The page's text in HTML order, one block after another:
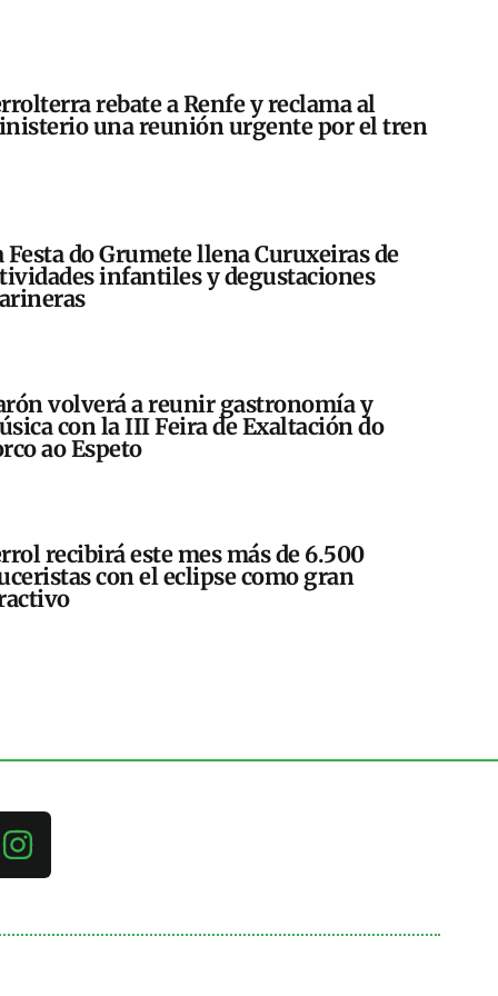
rebate a Renfe y reclama al
una reunión urgente por el tren
Festa do Grumete llena Curuxeiras de
infantiles y degustaciones
volverá a reunir gastronomía y
con la III Feira de Exaltación do
ao Espeto
recibirá este mes más de 6.500
con el eclipse como gran